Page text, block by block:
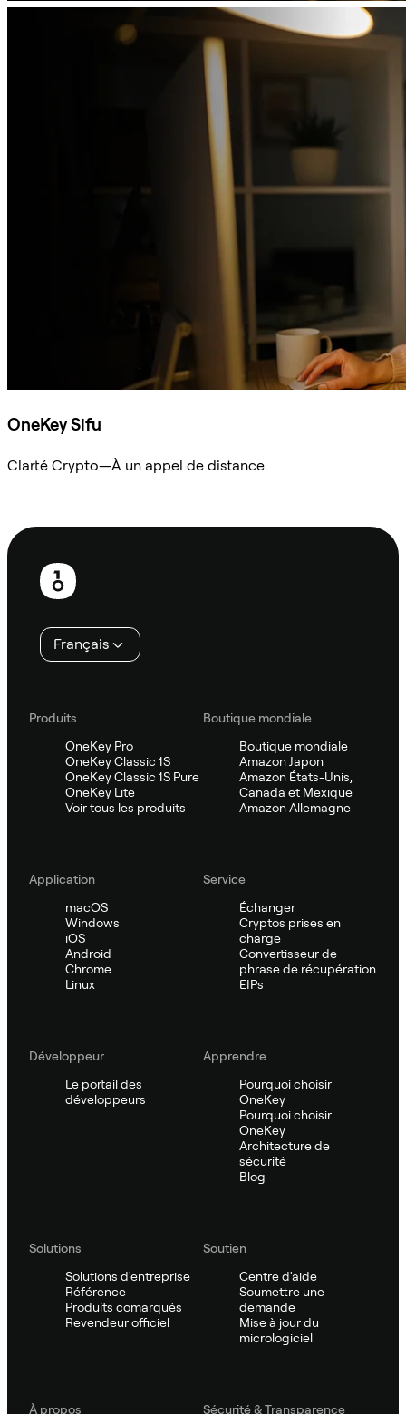
OneKey Sifu
Clarté Crypto—À un appel de distance.
Pied
page
Français
Produits
OneKey Pro
OneKey Classic 1S
OneKey Classic 1S Pure
OneKey Lite
Voir tous les produits
Boutique mondiale
Boutique mondiale
Amazon Japon
Amazon États-Unis,
Canada et Mexique
Amazon Allemagne
Application
macOS
Windows
iOS
Android
Chrome
Linux
Service
Échanger
Cryptos prises en
charge
Convertisseur de
phrase de récupération
EIPs
Développeur
Le portail des
développeurs
Apprendre
Pourquoi choisir
OneKey
Pourquoi choisir
OneKey
Architecture de
sécurité
Blog
Solutions
Solutions d'entreprise
Référence
Produits comarqués
Revendeur officiel
Soutien
Centre d'aide
Soumettre une
demande
Mise à jour du
micrologiciel
À propos Sécurité & Transparence